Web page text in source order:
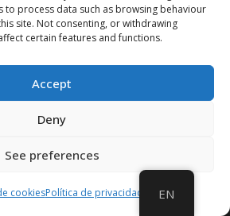
to process data such as browsing behaviour
site. Not consenting, or withdrawing
certain features and functions.
Accept
Deny
See preferences
cookiesPolítica de privacidad
Suscríbete a
Newsletter
EN